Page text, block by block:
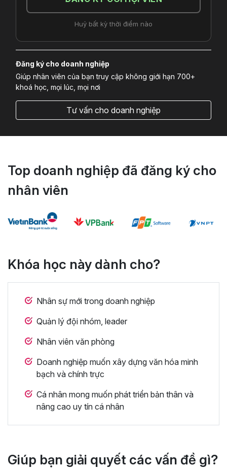
Huỷ bất kỳ thời điểm nào
Đăng ký cho doanh nghiệp
Giúp nhân viên của bạn truy cập không giới hạn 700+
khoá học, mọi lúc, mọi nơi
Tư vấn cho doanh nghiệp
Top doanh nghiệp đã đăng ký cho
nhân viên
Khóa học này dành cho?
Nhân sự mới trong doanh nghiệp
Quản lý đội nhóm, leader
Nhân viên văn phòng
Doanh nghiệp muốn xây dựng văn hóa minh
bạch và chính trực
Cá nhân mong muốn phát triển bản thân và
nâng cao uy tín cá nhân
Giúp bạn giải quyết các vấn đề gì?